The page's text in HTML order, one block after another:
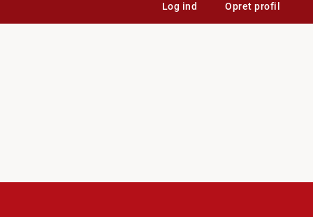
Log ind Opret profil